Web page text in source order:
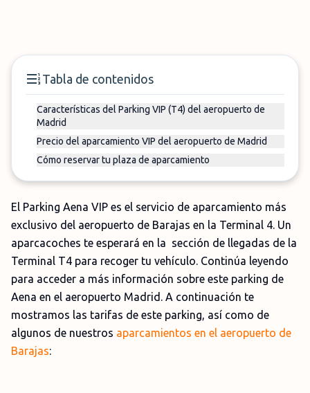
Tabla de contenidos
Características del Parking VIP (T4) del aeropuerto de
Madrid
Precio del aparcamiento VIP del aeropuerto de Madrid
Cómo reservar tu plaza de aparcamiento
El Parking Aena VIP es el servicio de aparcamiento más
exclusivo del aeropuerto de Barajas en la Terminal 4. Un
aparcacoches te esperará en la sección de llegadas de la
Terminal T4 para recoger tu vehículo. Continúa leyendo
para acceder a más información sobre este parking de
Aena en el aeropuerto Madrid. A continuación te
mostramos las tarifas de este parking, así como de
algunos de nuestros aparcamientos en el aeropuerto de
Barajas: